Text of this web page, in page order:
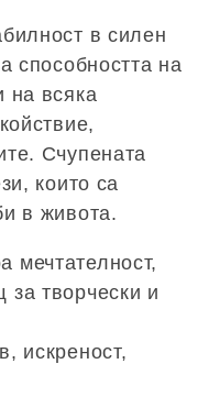
в силен
способността на
на всяка
Счупената
които са
в живота.
мечтателност,
творчески и
искреност,